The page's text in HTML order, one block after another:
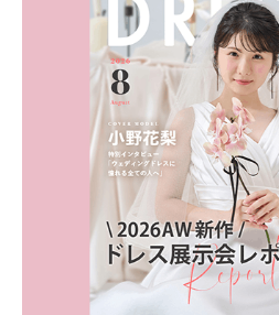
解決します。 まずは
ング診断」か